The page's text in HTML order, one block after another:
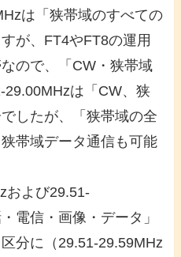
は「狭帯域のすべての
が、FT4やFT8の運用
ので、「CW・狭帯域
は「CW、狭
したが、「狭帯域の全
帯域データ通信も可能
および29.51-
電信・画像・データ」
分に（29.51-29.59MHz